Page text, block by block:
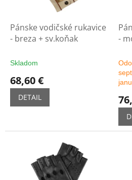
u
Pánske vodičské rukavice
- breza + sv.koňak
Skladom
68,60 €
DETAIL
-